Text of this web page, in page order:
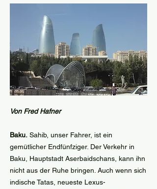
Von Fred Hafner
Baku. Sahib, unser Fahrer, ist ein
gemütlicher Endfünfziger. Der Verkehr in
Baku, Hauptstadt Aserbaidschans, kann ihn
nicht aus der Ruhe bringen. Auch wenn sich
indische Tatas, neueste Lexus-